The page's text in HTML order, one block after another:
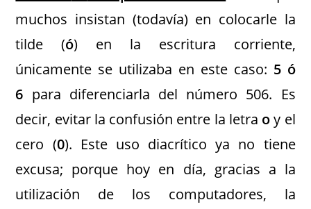
muchos insistan (todavía) en colocarle la
tilde (ó) en la escritura corriente,
únicamente se utilizaba en este caso: 5 ó
6 para diferenciarla del número 506. Es
decir, evitar la confusión entre la letra oy el
cero (0). Este uso diacrítico ya no tiene
excusa; porque hoy en día, gracias a la
utilización de los computadores, la